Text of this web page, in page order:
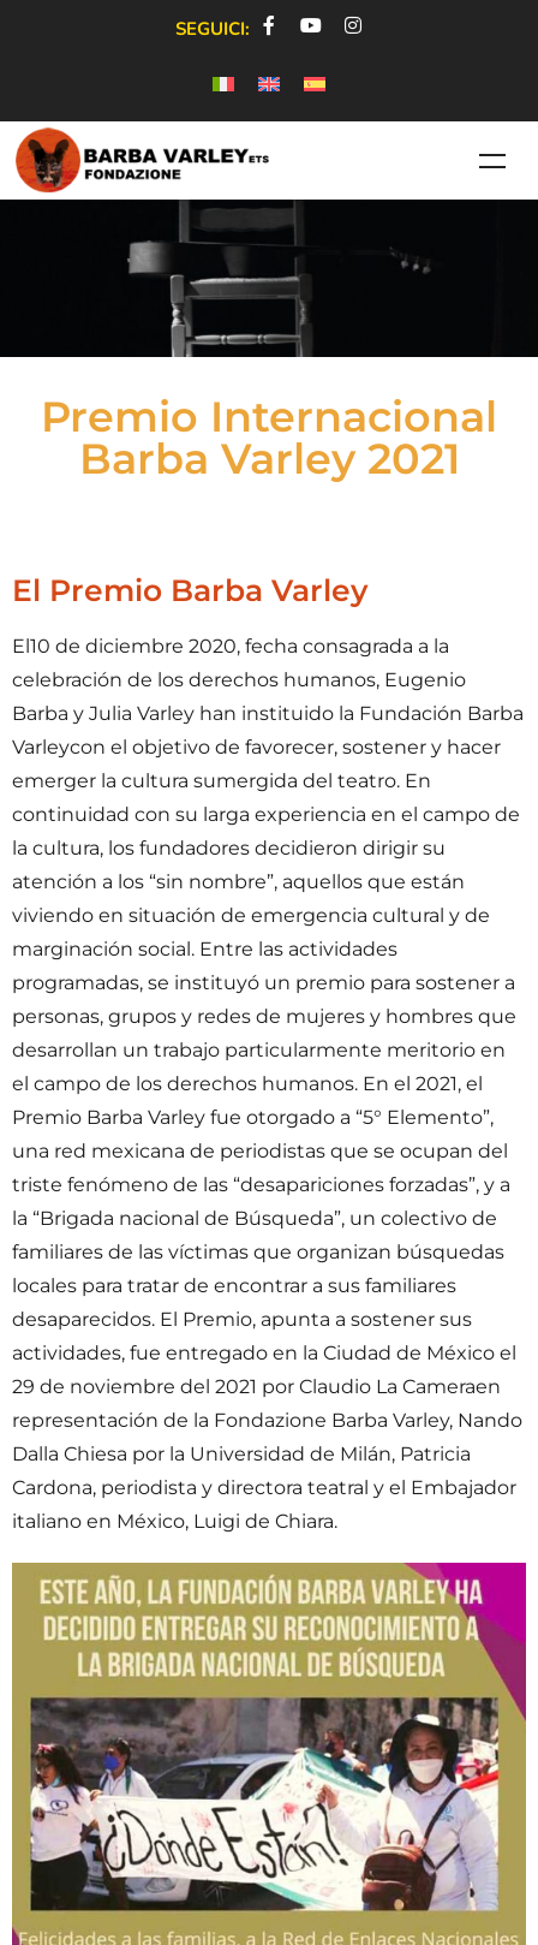
SEGUICI:
Premio Internacional
Barba Varley 2021
El Premio Barba Varley
El10 de diciembre 2020, fecha consagrada a la
celebración de los derechos humanos, Eugenio
Barba y Julia Varley han instituido la Fundación Barba
Varleycon el objetivo de favorecer, sostener y hacer
emerger la cultura sumergida del teatro. En
continuidad con su larga experiencia en el campo de
la cultura, los fundadores decidieron dirigir su
atención a los “sin nombre”, aquellos que están
viviendo en situación de emergencia cultural y de
marginación social. Entre las actividades
programadas, se instituyó un premio para sostener a
personas, grupos y redes de mujeres y hombres que
desarrollan un trabajo particularmente meritorio en
el campo de los derechos humanos. En el 2021, el
Premio Barba Varley fue otorgado a “5° Elemento”,
una red mexicana de periodistas que se ocupan del
triste fenómeno de las “desapariciones forzadas”, y a
la “Brigada nacional de Búsqueda”, un colectivo de
familiares de las víctimas que organizan búsquedas
locales para tratar de encontrar a sus familiares
desaparecidos. El Premio, apunta a sostener sus
actividades, fue entregado en la Ciudad de México el
29 de noviembre del 2021 por Claudio La Cameraen
representación de la Fondazione Barba Varley, Nando
Dalla Chiesa por la Universidad de Milán, Patricia
Cardona, periodista y directora teatral y el Embajador
italiano en México, Luigi de Chiara.